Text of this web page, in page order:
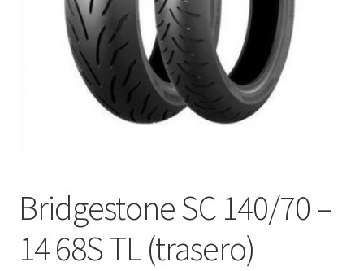
Bridgestone SC 140/70 –
14 68S TL (trasero)